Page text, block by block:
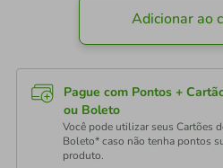
Adicionar ao
Pague com Pontos +
ou Boleto
Você pode utilizar seus Cartões
Boleto* caso não tenha pontos
produto.